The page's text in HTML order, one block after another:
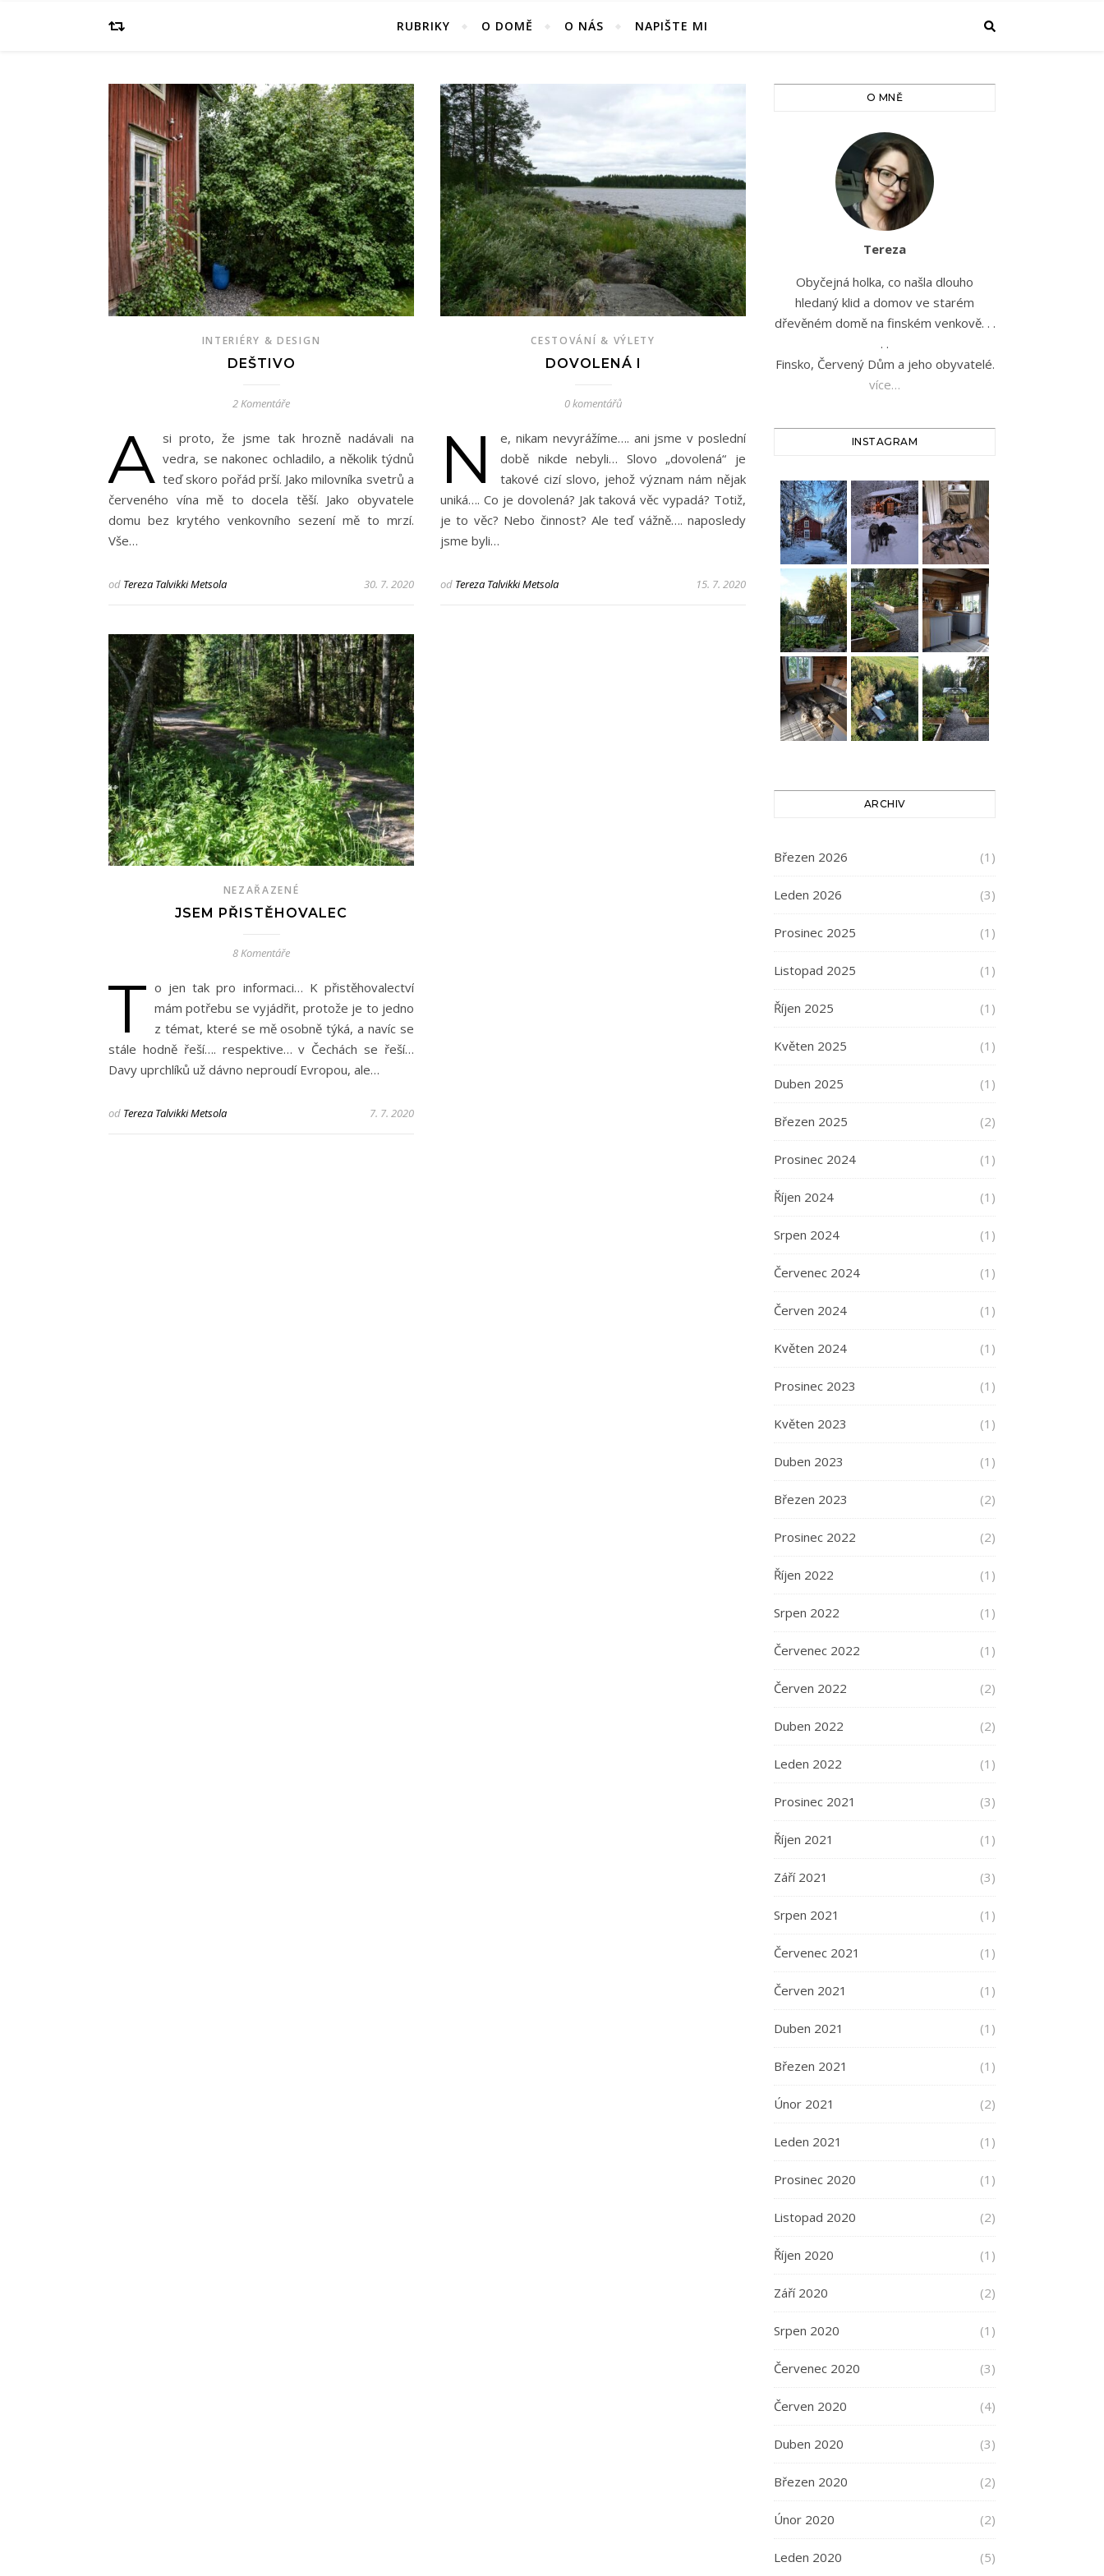
RUBRIKY O DOMĚ O NÁS NAPIŠTE MI
INTERIÉRY & DESIGN
DEŠTIVO
2 Komentáře
A si proto, že jsme tak hrozně nadávali na
vedra, se nakonec ochladilo, a několik týdnů
teď skoro pořád prší. Jako milovníka svetrů a
červeného vína mě to docela těší. Jako obyvatele
domu bez krytého venkovního sezení mě to mrzí.
Vše…
od Tereza Talvikki Metsola 30. 7. 2020
CESTOVÁNÍ & VÝLETY
DOVOLENÁ I
0 komentářů
N
e, nikam nevyrážíme…. ani jsme v poslední
době nikde nebyli… Slovo „dovolená“ je
takové cizí slovo, jehož význam nám nějak
uniká…. Co je dovolená? Jak taková věc vypadá? Totiž,
je to věc? Nebo činnost? Ale teď vážně…. naposledy
jsme byli…
od Tereza Talvikki Metsola 15. 7. 2020
NEZAŘAZENÉ
JSEM PŘISTĚHOVALEC
8 Komentáře
T o jen tak pro informaci… K přistěhovalectví
mám potřebu se vyjádřit, protože je to jedno
z témat, které se mě osobně týká, a navíc se
stále hodně řeší…. respektive… v Čechách se řeší…
Davy uprchlíků už dávno neproudí Evropou, ale…
od Tereza Talvikki Metsola 7. 7. 2020
O MNĚ
Tereza
Obyčejná holka, co našla dlouho
hledaný klid a domov ve starém
dřevěném domě na finském venkově. . .
. .
Finsko, Červený Dům a jeho obyvatelé.
více…
INSTAGRAM
ARCHIV
Březen 2026 (1)
Leden 2026 (3)
Prosinec 2025 (1)
Listopad 2025 (1)
Říjen 2025 (1)
Květen 2025 (1)
Duben 2025 (1)
Březen 2025 (2)
Prosinec 2024 (1)
Říjen 2024 (1)
Srpen 2024 (1)
Červenec 2024 (1)
Červen 2024 (1)
Květen 2024 (1)
Prosinec 2023 (1)
Květen 2023 (1)
Duben 2023 (1)
Březen 2023 (2)
Prosinec 2022 (2)
Říjen 2022 (1)
Srpen 2022 (1)
Červenec 2022 (1)
Červen 2022 (2)
Duben 2022 (2)
Leden 2022 (1)
Prosinec 2021 (3)
Říjen 2021 (1)
Září 2021 (3)
Srpen 2021 (1)
Červenec 2021 (1)
Červen 2021 (1)
Duben 2021 (1)
Březen 2021 (1)
Únor 2021 (2)
Leden 2021 (1)
Prosinec 2020 (1)
Listopad 2020 (2)
Říjen 2020 (1)
Září 2020 (2)
Srpen 2020 (1)
Červenec 2020 (3)
Červen 2020 (4)
Duben 2020 (3)
Březen 2020 (2)
Únor 2020 (2)
Leden 2020 (5)